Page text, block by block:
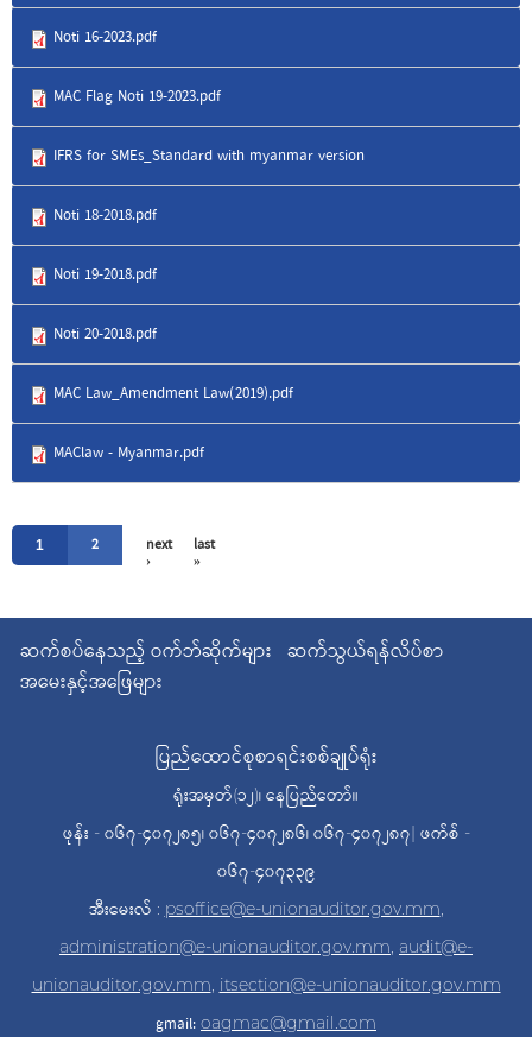
Noti 16-2023.pdf
MAC Flag Noti 19-2023.pdf
IFRS for SMEs_Standard with myanmar version
Noti 18-2018.pdf
Noti 19-2018.pdf
Noti 20-2018.pdf
MAC Law_Amendment Law(2019).pdf
MAClaw - Myanmar.pdf
Pages
1 2 next
›
last
»
ဆက်စပ်နေသည့် ဝက်ဘ်ဆိုက်များ ဆက်သွယ်ရန်လိပ်စာ
အမေးနှင့်အဖြေများ
ပြည်ထောင်စုစာရင်းစစ်ချုပ်ရုံး
ရုံးအမှတ်(၁၂)၊ နေပြည်တော်။
ဖုန်း - ၀၆၇-၄၀၇၂၈၅၊ ၀၆၇-၄၀၇၂၈၆၊ ၀၆၇-၄၀၇၂၈၇| ဖက်စ် -
၀၆၇-၄၀၇၃၃၉
အီးမေးလ် : psoffice@e-unionauditor.gov.mm,
administration@e-unionauditor.gov.mm, audit@e-
unionauditor.gov.mm, itsection@e-unionauditor.gov.mm
gmail: oagmac@gmail.com